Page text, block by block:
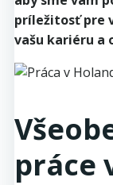
príležitosť pre
vašu kariéru a
práce